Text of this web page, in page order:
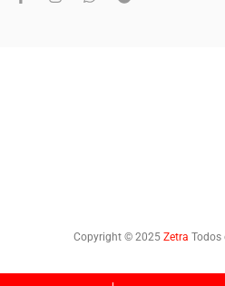
Copyright © 2025 Zetra Todos